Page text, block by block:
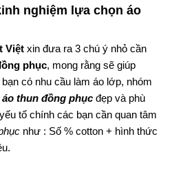
nghiệm lựa chọn áo
Việt xin đưa ra 3 chú ý nhỏ cần
phục, mong rằng sẽ giúp
có nhu cầu làm áo lớp, nhóm
áo thun đồng phục đẹp và phù
tố chính các bạn cần quan tâm
như : Số % cotton + hình thức